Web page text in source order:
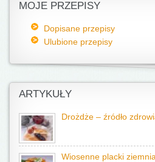
MOJE PRZEPISY
Dopisane przepisy
Ulubione przepisy
ARTYKUŁY
Drożdże – źródło
Wiosenne placki